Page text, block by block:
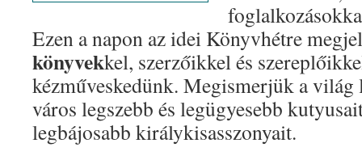
Ezen a napon az idei Könyvhétre
könyvekkel, szerzőikkel és
kézműveskedünk. Megismerjük a világ
város legszebb és legügyesebb
legbájosabb királykisasszonyait.